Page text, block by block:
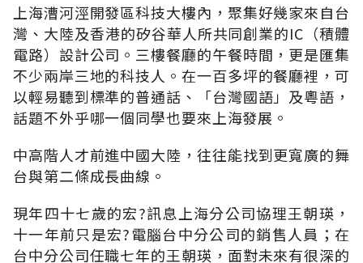
上海漕河涇開發區科技大樓內，聚集好幾家來自台
灣、大陸及香港的矽谷華人所共同創業的IC（積體
電路）設計公司。三樓餐廳的午餐時間，更是匯集
不少兩岸三地的科技人。在一百多坪的餐廳裡，可
以輕易聽到標準的普通話、「台灣國語」及粵語，
話題不外乎哪一個同學也要來上海發展。
中高階人才前進中國大陸，往往能找到更寬廣的舞
台與第二條成長曲線。
現年四十七歲的宏?訊息上海分公司協理王朝瑛，
十一年前只是宏?電腦台中分公司的銷售人員；在
台中分公司任職七年的王朝瑛，面對未來有很深的